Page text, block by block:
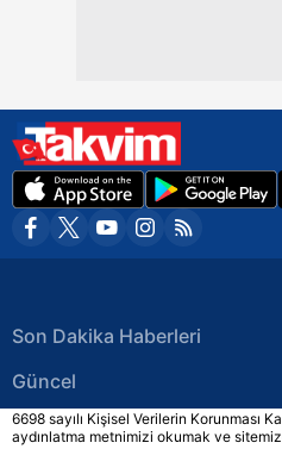
Son Dakika Haberleri
Güncel
Ekonomi Haberleri
6698 sayılı Kişisel Verilerin Korunması
aydınlatma metnimizi okumak ve